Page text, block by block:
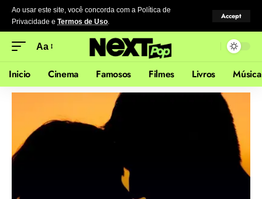
Ao usar este site, você concorda com a Política de
Privacidade e Termos de Uso.
Accept
Aa
Inicio Cinema Famosos Filmes Livros Música